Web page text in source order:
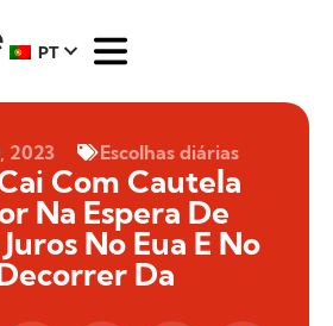
PT
2023 Escolhas diárias
Com Cautela
Na Espera De
No Eua E No
Da